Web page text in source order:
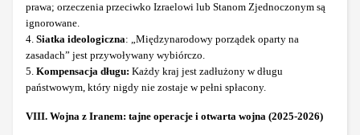
prawa; orzeczenia przeciwko Izraelowi lub Stanom Zjednoczonym są
ignorowane.
4. Siatka ideologiczna: „Międzynarodowy porządek oparty na
zasadach” jest przywoływany wybiórczo.
5. Kompensacja długu: Każdy kraj jest zadłużony w długu
państwowym, który nigdy nie zostaje w pełni spłacony.
VIII. Wojna z Iranem: tajne operacje i otwarta wojna (2025-2026)